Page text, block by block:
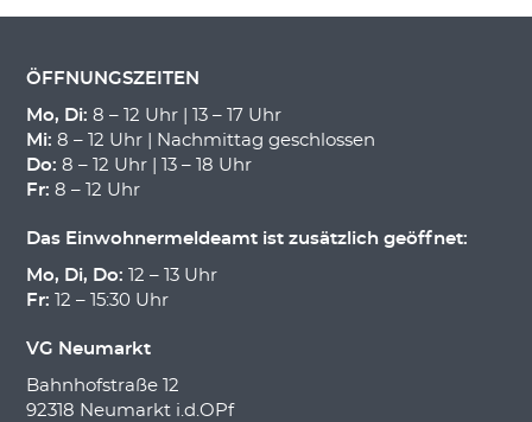
ÖFFNUNGSZEITEN
Mo, Di: 8 – 12 Uhr | 13 – 17 Uhr
Mi: 8 – 12 Uhr | Nachmittag geschlossen
Do: 8 – 12 Uhr | 13 – 18 Uhr
Fr: 8 – 12 Uhr
Das Einwohnermeldeamt ist zusätzlich geöffnet:
Mo, Di, Do: 12 – 13 Uhr
Fr: 12 – 15:30 Uhr
VG Neumarkt
Bahnhofstraße 12
92318 Neumarkt i.d.OPf